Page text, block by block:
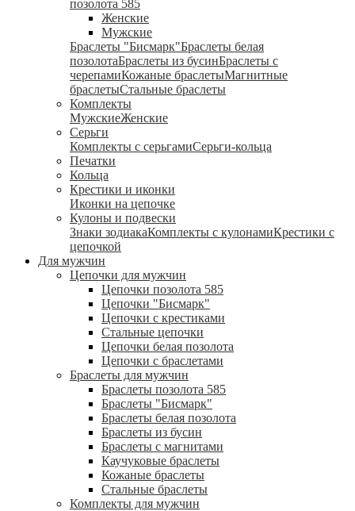
позолота 585
Женские
Мужские
Браслеты "Бисмарк"Браслеты белая
позолотаБраслеты из бусинБраслеты с
черепамиКожаные браслетыМагнитные
браслетыСтальные браслеты
Комплекты
МужскиеЖенские
Серьги
Комплекты с серьгамиСерьги-кольца
Печатки
Кольца
Крестики и иконки
Иконки на цепочке
Кулоны и подвески
Знаки зодиакаКомплекты с кулонамиКрестики с
цепочкой
Для мужчин
Цепочки для мужчин
Цепочки позолота 585
Цепочки "Бисмарк"
Цепочки с крестиками
Стальные цепочки
Цепочки белая позолота
Цепочки с браслетами
Браслеты для мужчин
Браслеты позолота 585
Браслеты "Бисмарк"
Браслеты белая позолота
Браслеты из бусин
Браслеты с магнитами
Каучуковые браслеты
Кожаные браслеты
Стальные браслеты
Комплекты для мужчин